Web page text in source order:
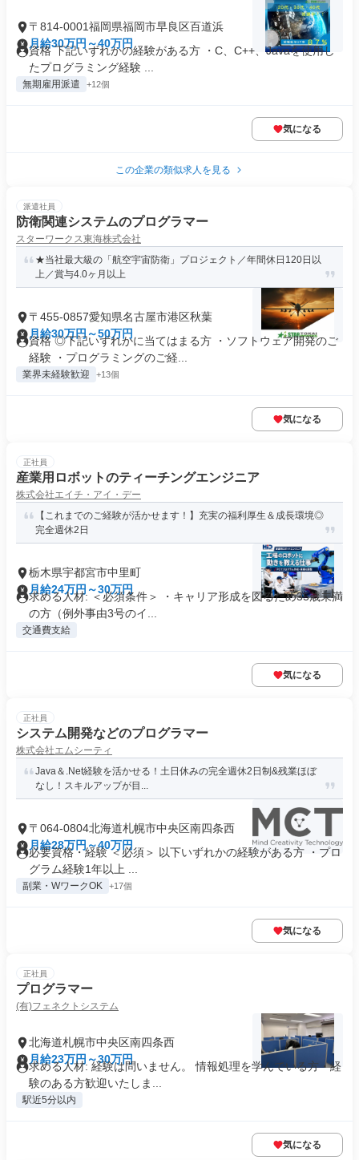
〒814-0001福岡県福岡市早良区百道浜
月給30万円～40万円
資格 下記いずれかの経験がある方 ・C、C++、Javaを使用し
たプログラミング経験 ...
無期雇用派遣 +12個
気になる
この企業の類似求人を見る
派遣社員
防衛関連システムのプログラマー
スターワークス東海株式会社
★当社最大級の「航空宇宙防衛」プロジェクト／年間休日120日以
上／賞与4.0ヶ月以上
〒455-0857愛知県名古屋市港区秋葉
月給30万円～50万円
資格 ◎下記いずれかに当てはまる方 ・ソフトウェア開発のご
経験 ・プログラミングのご経...
業界未経験歓迎 +13個
気になる
正社員
産業用ロボットのティーチングエンジニア
株式会社エイチ・アイ・デー
【これまでのご経験が活かせます！】充実の福利厚生＆成長環境◎
完全週休2日
栃木県宇都宮市中里町
月給24万円～30万円
求める人材: ＜必須条件＞ ・キャリア形成を図るため35歳未満
の方（例外事由3号のイ...
交通費支給
気になる
正社員
システム開発などのプログラマー
株式会社エムシーティ
Java＆.Net経験を活かせる！土日休みの完全週休2日制&残業ほぼ
なし！スキルアップが目...
〒064-0804北海道札幌市中央区南四条西
月給28万円～40万円
必要資格・経験 ＜必須＞ 以下いずれかの経験がある方 ・プロ
グラム経験1年以上 ...
副業・WワークOK +17個
気になる
正社員
プログラマー
(有)フェネクトシステム
北海道札幌市中央区南四条西
月給23万円～30万円
求める人材: 経験は問いません。 情報処理を学んでいる方・経
験のある方歓迎いたしま...
駅近5分以内
気になる